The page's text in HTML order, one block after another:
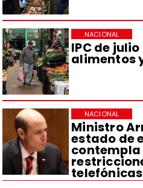
IPC de
alimentos
NACIONAL
Ministro
estado de
contempla
NACIONAL